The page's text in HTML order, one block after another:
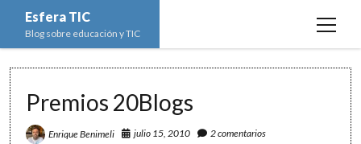
Esfera TIC
Blog sobre educación y TIC
open
Educación y TIC open
Actualidad
Asignaturas open
Premios 20Blogs
Enrique Benimeli julio 15, 2010 2 comentarios